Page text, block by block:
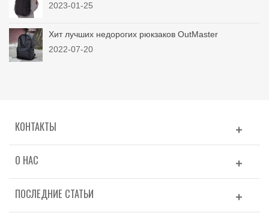
2023-01-25
Хит лучших недорогих рюкзаков OutMaster
2022-07-20
КОНТАКТЫ
О НАС
ПОСЛЕДНИЕ СТАТЬИ